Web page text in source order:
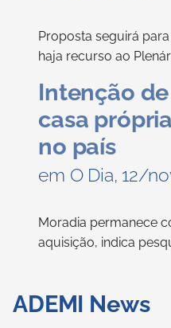
Proposta seguirá
haja recurso ao
Intenção
casa
no país
em O Dia, 12/
Moradia permanece
aquisição, indica
ADEMI News